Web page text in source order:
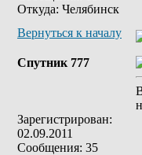
Откуда: Челябинск
Вернуться к началу
Спутник 777
Зарегистрирован:
02.09.2011
Сообщения: 35